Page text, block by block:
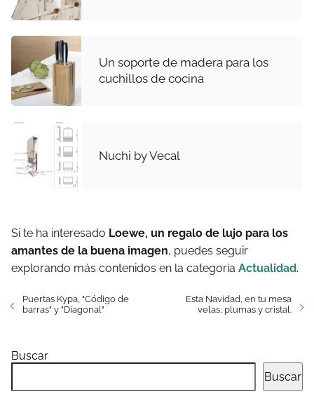
Un soporte de madera para los
cuchillos de cocina
Nuchi by Vecal
Si te ha interesado Loewe, un regalo de lujo para los
amantes de la buena imagen, puedes seguir
explorando más contenidos en la categoría Actualidad.
Puertas Kypa, "Código de
barras" y "Diagonal"
Esta Navidad, en tu mesa
velas, plumas y cristal.
Buscar
Buscar